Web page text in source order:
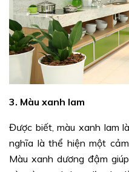
3. Màu xanh lam
Được biết, màu xanh lam
nghĩa là thể hiện một
Màu xanh dương đậm